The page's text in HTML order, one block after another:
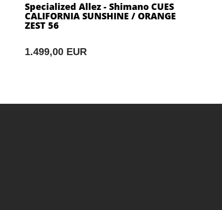
Specialized Allez - Shimano CUES
CALIFORNIA SUNSHINE / ORANGE
ZEST 56
1.499,00 EUR